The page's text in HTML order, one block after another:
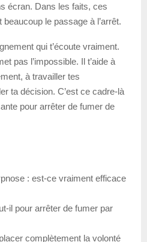
écran. Dans les faits, ces
le passage à l’arrêt.
qui t’écoute vraiment.
pas l’impossible. Il t’aide à
à travailler tes
ta décision. C’est ce cadre-là
pour arrêter de fumer de
: est-ce vraiment efficace
il pour arrêter de fumer par
complètement la volonté